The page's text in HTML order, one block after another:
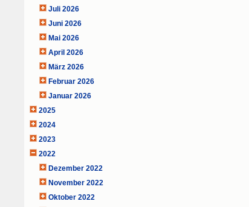
Juli 2026
Juni 2026
Mai 2026
April 2026
März 2026
Februar 2026
Januar 2026
2025
2024
2023
2022
Dezember 2022
November 2022
Oktober 2022